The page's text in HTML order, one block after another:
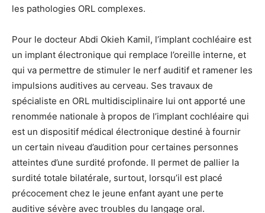
les pathologies ORL complexes.
Pour le docteur Abdi Okieh Kamil, l’implant cochléaire est
un implant électronique qui remplace l’oreille interne, et
qui va permettre de stimuler le nerf auditif et ramener les
impulsions auditives au cerveau. Ses travaux de
spécialiste en ORL multidisciplinaire lui ont apporté une
renommée nationale à propos de l’implant cochléaire qui
est un dispositif médical électronique destiné à fournir
un certain niveau d’audition pour certaines personnes
atteintes d’une surdité profonde. Il permet de pallier la
surdité totale bilatérale, surtout, lorsqu’il est placé
précocement chez le jeune enfant ayant une perte
auditive sévère avec troubles du langage oral.